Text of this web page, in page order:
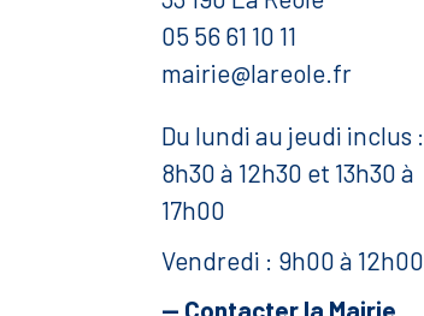
05 56 61 10 11
mairie@lareole.fr
Du lundi au jeudi inclus :
8h30 à 12h30 et 13h30 à
17h00
Vendredi : 9h00 à 12h00
— Contacter la Mairie